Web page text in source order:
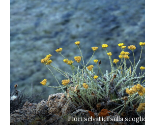
Fiori selvatici sulla